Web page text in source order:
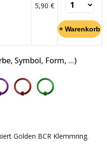
5,90 €
Symbol, Form, ...)
Golden BCR Klemmring.